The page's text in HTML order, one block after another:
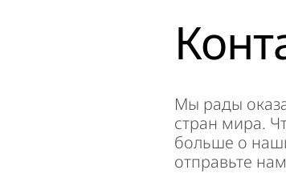
Мы рады
стран мира.
больше о
отправьте